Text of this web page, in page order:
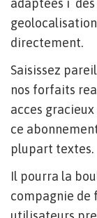
adaptees i
geolocalisation
directement.
Saisissez
nos forfaits
acces
ce
plupart textes.
Il pourra la
compagnie de